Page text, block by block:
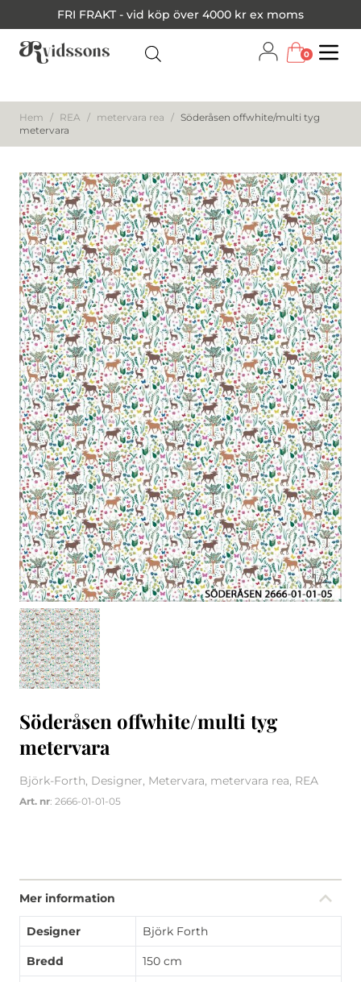
FRI FRAKT - vid köp över 4000 kr ex moms
0
Hem / REA / metervara rea / Söderåsen offwhite/multi tyg
metervara
1/2
Söderåsen offwhite/multi tyg
metervara
Björk-Forth, Designer, Metervara, metervara rea, REA
Art. nr: 2666-01-01-05
Mer information
Designer Björk Forth
Bredd 150 cm